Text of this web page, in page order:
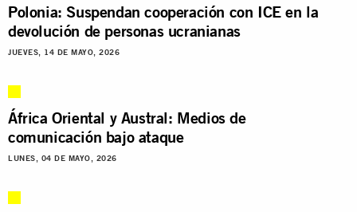
Polonia: Suspendan cooperación con ICE en la
devolución de personas ucranianas
JUEVES, 14 DE MAYO, 2026
África Oriental y Austral: Medios de
comunicación bajo ataque
LUNES, 04 DE MAYO, 2026